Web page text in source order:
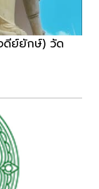
จดีย์ยักษ์) วัด